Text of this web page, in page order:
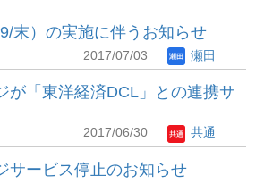
末）の実施に伴うお知らせ
2017/07/03 瀬田
が「東洋経済DCL」との連携サ
2017/06/30 共通
サービス停止のお知らせ